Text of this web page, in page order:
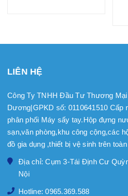
LIÊN HỆ
Công Ty TNHH Đầu Tư Thương
Dương|GPKD số: 0110641510 Cấp
phân phối Máy sấy tay.Hộp đựng
sạn,văn phòng,khu công cộng,các
đồ gia dụng ,thiết bị vệ sinh trên
Địa chỉ: Cụm 3-Tái Định Cư
Nội
Hotline: 0965.369.588